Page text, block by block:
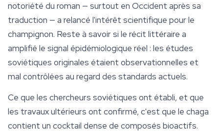
notoriété du roman — surtout en Occident après sa
traduction — a relancé l'intérêt scientifique pour le
champignon. Reste à savoir si le récit littéraire a
amplifié le signal épidémiologique réel : les études
soviétiques originales étaient observationnelles et
mal contrôlées au regard des standards actuels.
Ce que les chercheurs soviétiques ont établi, et que
les travaux ultérieurs ont confirmé, c'est que le chaga
contient un cocktail dense de composés bioactifs.